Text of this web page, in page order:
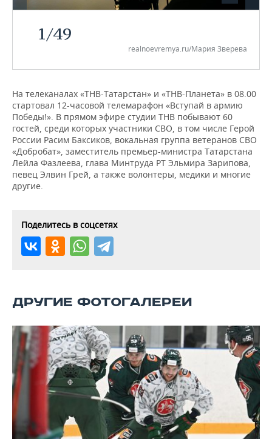
НЕФТЕХИМИЯ
НЕФТЬ
ТЕЛЕКОММУНИКАЦИИ
НОВОСТИ МЕРОПРИЯТИЙ
БИЗНЕС-БРАНЧИ
ONLINE-КОНФЕРЕНЦИИ
ОТКРЫТАЯ ЛЕКЦИЯ
ФУТБОЛ
ХОККЕЙ
БАСКЕТБОЛ
ВОЛЕЙБОЛ
ФИГУРНОЕ КАТАНИЕ
ХОККЕЙ С МЯЧОМ
НОВОСТИ ОБЩЕСТВА
ВЛАСТЬ
ИНФРАСТРУКТУРА
ИСТОРИЯ
МЕДИЦИНА
ПРОИСШЕСТВИЯ
ФОТОГАЛЕРЕЯ
СЮЖЕТЫ
СПРАВОЧНИК
СПИСОК ПЕРСОН
ПОЛНАЯ ВЕРСИЯ
1/49
realnoevremya.ru/Мария Зверева
На телеканалах «ТНВ-Татарстан» и «ТНВ-Планета» в 08.00
стартовал 12-часовой телемарафон «Вступай в армию
Победы!». В прямом эфире студии ТНВ побывают 60
гостей, среди которых участники СВО, в том числе Герой
России Расим Баксиков, вокальная группа ветеранов СВО
«Добробат», заместитель премьер-министра Татарстана
Лейла Фазлеева, глава Минтруда РТ Эльмира Зарипова,
певец Элвин Грей, а также волонтеры, медики и многие
другие.
Поделитесь в соцсетях
ДРУГИЕ ФОТОГАЛЕРЕИ